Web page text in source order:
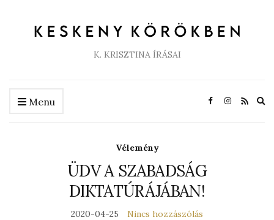
K. KRISZTINA ÍRÁSAI
Menu
Vélemény
ÜDV A SZABADSÁG
DIKTATÚRÁJÁBAN!
2020-04-25 Nincs hozzászólás